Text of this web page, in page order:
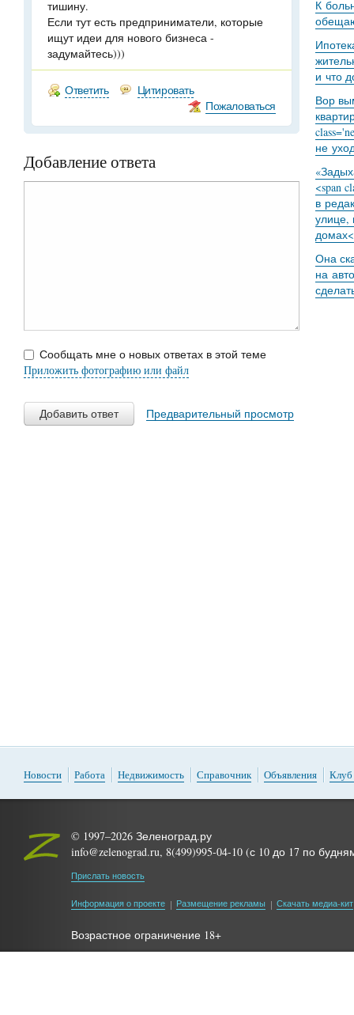
тишину.
Если тут есть предприниматели, которые
ищут идеи для нового бизнеса -
задумайтесь)))
Ответить
Цитировать
Пожаловаться
Добавление ответа
Сообщать мне о новых ответах в этой теме
Приложить фотографию или файл
Добавить ответ Предварительный просмотр
К
и что
Вор
не
<span
в
улице,
Она
на
Новости Работа Недвижимость Справочник Объявления Клуб
© 1997–2026 Зеленоград.ру
info@zelenograd.ru, 8(499)995-04-10 (с 10 до 17 по
Прислать новость
Информация о проекте Размещение рекламы Скачать медиа-кит
Возрастное ограничение 18+